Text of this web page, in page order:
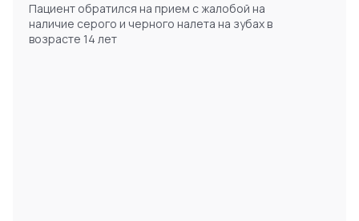
Пациент обратился на прием с жалобой на
наличие серого и черного налета на зубах в
возрасте 14 лет